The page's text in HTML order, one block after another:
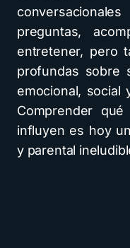
preguntas,
entretener, pero
profundas sobre
emocional, social
Comprender
influyen es hoy
y parental